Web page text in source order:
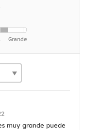
muy grande puede